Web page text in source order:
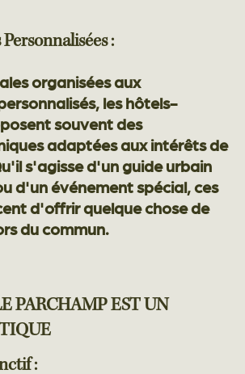
:
organisées aux
les hôtels-
souvent des
adaptées aux intérêts de
s'agisse d'un guide urbain
d'un événement spécial, ces
d'offrir quelque chose de
du commun.
PARCHAMP EST UN
: